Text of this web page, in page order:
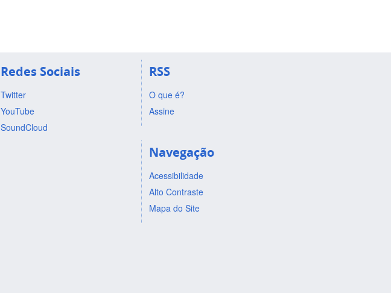
Redes Sociais
Twitter
YouTube
SoundCloud
RSS
O que é?
Assine
Navegação
Acessibilidade
Alto Contraste
Mapa do Site